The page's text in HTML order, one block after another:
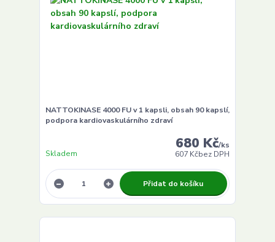
NATTOKINASE 4000 FU v 1 kapsli, obsah 90 kapslí,
podpora kardiovaskulárního zdraví
680 Kč/ks
607 Kčbez DPH
Skladem
Přidat do košíku